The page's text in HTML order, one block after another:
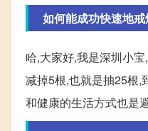
如何能成功快速地
哈,大家好,我是深圳小
减掉5根,也就是抽25根,
和健康的生活方式也是